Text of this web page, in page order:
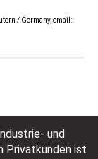
/ Germany, email:
und
Privatkunden ist